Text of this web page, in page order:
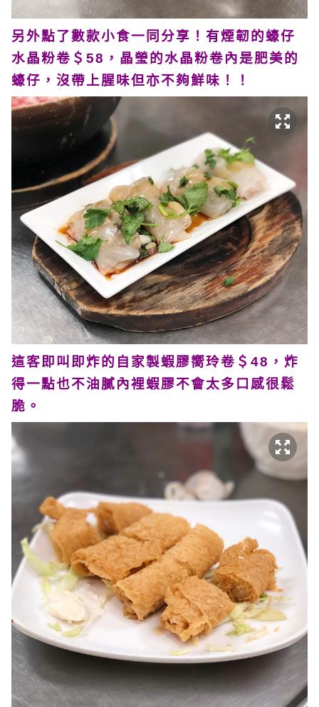
另外點了數款小食一同分享！有煙韌的蠔仔
水晶粉卷＄58，晶瑩的水晶粉卷內是肥美的
蠔仔，沒帶上腥味但亦不夠鮮味！！
這客即叫即炸的自家製蝦膠嚮玲卷＄48，炸
得一點也不油膩內裡蝦膠不會太多口感很鬆
脆。